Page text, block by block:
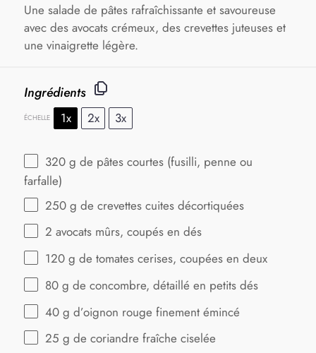
Une salade de pâtes rafraîchissante et savoureuse
avec des avocats crémeux, des crevettes juteuses et
une vinaigrette légère.
Ingrédients
ÉCHELLE 1x 2x 3x
320 g de pâtes courtes (fusilli, penne ou
farfalle)
250 g de crevettes cuites décortiquées
2 avocats mûrs, coupés en dés
120 g de tomates cerises, coupées en deux
80 g de concombre, détaillé en petits dés
40 g d’oignon rouge finement émincé
25 g de coriandre fraîche ciselée